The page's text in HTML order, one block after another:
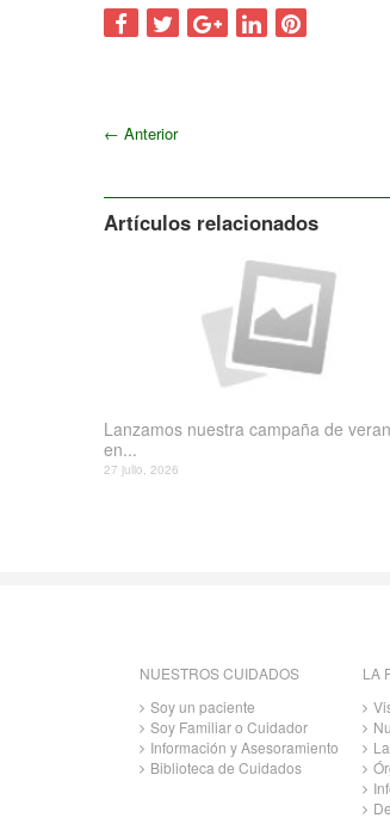
← Anterior
Artículos relacionados
Lanzamos nuestra campaña de
en...
27 julio, 2026
NUESTROS CUIDADOS
Soy un paciente
Soy Familiar o Cuidador
Información y Asesoramiento
Biblioteca de Cuidados
LA